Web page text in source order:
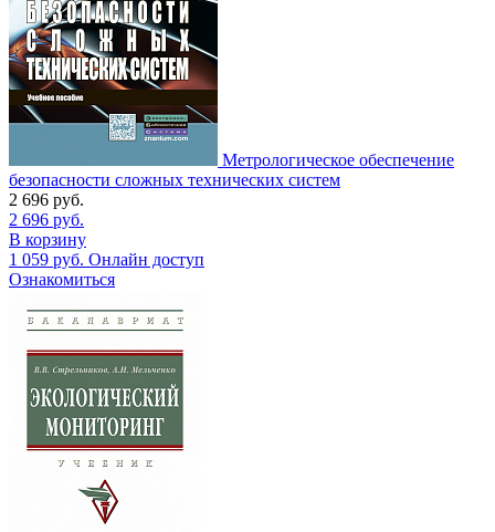
Метрологическое обеспечение
безопасности сложных технических систем
2 696 руб.
2 696 руб.
В корзину
1 059 руб. Онлайн доступ
Ознакомиться